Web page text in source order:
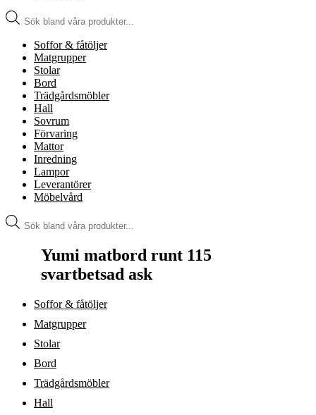
Produktsökning
Soffor & fåtöljer
Matgrupper
Stolar
Bord
Trädgårdsmöbler
Hall
Sovrum
Förvaring
Mattor
Inredning
Lampor
Leverantörer
Möbelvård
Produktsökning
Yumi matbord runt 115
svartbetsad ask
Soffor & fåtöljer
Matgrupper
Stolar
Bord
Trädgårdsmöbler
Hall